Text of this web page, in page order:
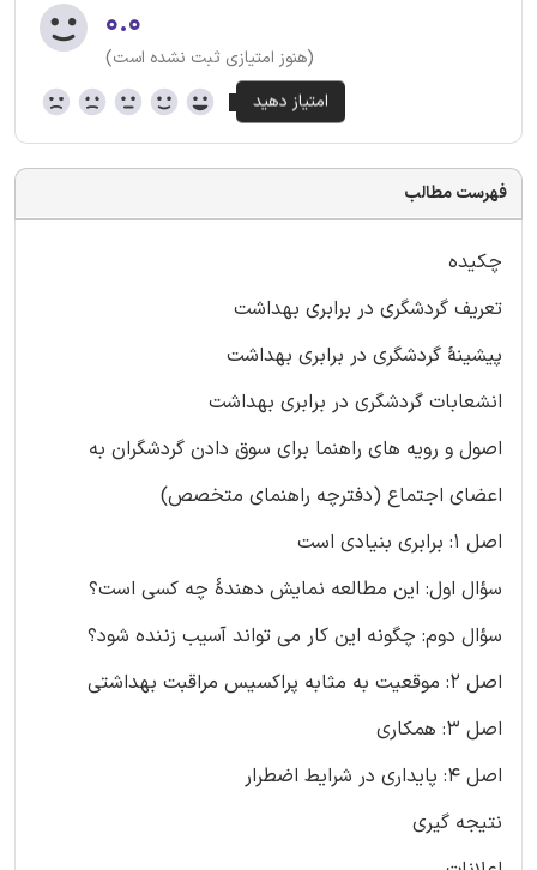
۰.۰
(هنوز امتیازی ثبت نشده است)
فهرست مطالب
چکیده
تعریف گردشگری در برابری بهداشت
پیشینۀ گردشگری در برابری بهداشت
انشعابات گردشگری در برابری بهداشت
اصول و رویه های راهنما برای سوق دادن گردشگران به
اعضای اجتماع (دفترچه راهنمای متخصص)
اصل 1: برابری بنیادی است
سؤال اول: این مطالعه نمایش دهندۀ چه کسی است؟
سؤال دوم: چگونه این کار می تواند آسیب زننده شود؟
اصل 2: موقعیت به مثابه پراکسیس مراقبت بهداشتی
اصل 3: همکاری
اصل 4: پایداری در شرایط اضطرار
نتیجه گیری